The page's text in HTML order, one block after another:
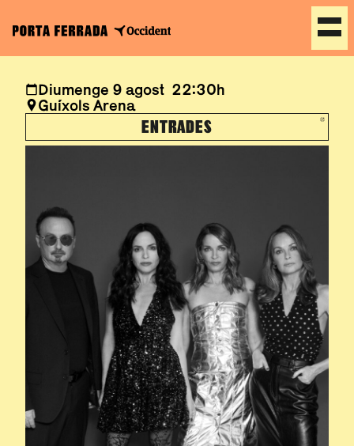
Diumenge 9 agost 22:30h
Guíxols Arena
ENTRADES ABRE EN NUEVA